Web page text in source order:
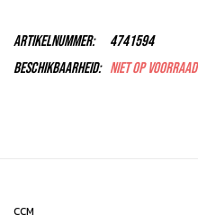
Artikelnummer:
4741594
Beschikbaarheid: Niet op voorraad
CCM